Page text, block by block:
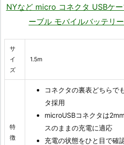
NYなど micro コネクタ USBケ
ーブル モバイルバッテリ
サ
イ
ズ
1.5m
特
徴
コネクタの裏表どちらで
タ採用
microUSBコネクタは
スのままの充電に適応
充電の状態をひと目で確